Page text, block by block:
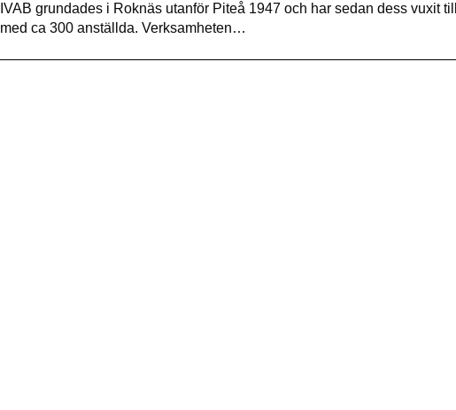
IVAB grundades i Roknäs utanför Piteå 1947 och har sedan dess vuxit
med ca 300 anställda. Verksamheten…